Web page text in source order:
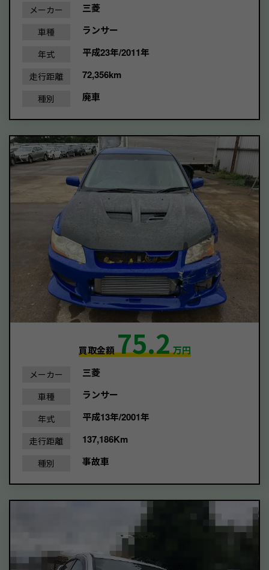
メーカー 三菱
車種 ランサー
年式 平成23年/2011年
走行距離 72,356km
種別 廃車
買取金額75.2万円
メーカー 三菱
車種 ランサー
年式 平成13年/2001年
走行距離 137,186Km
種別 事故車